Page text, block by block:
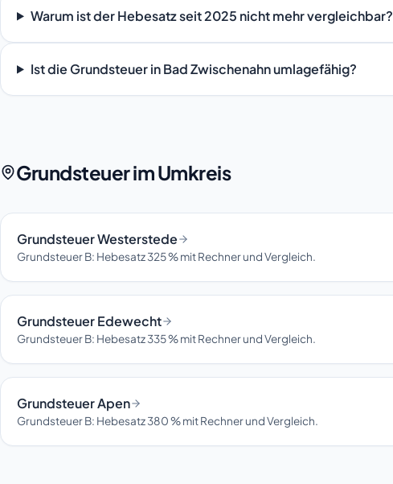
Warum ist der Hebesatz seit 2025 nicht mehr vergleichbar?
Ist die Grundsteuer in Bad Zwischenahn umlagefähig?
Grundsteuer im Umkreis
Grundsteuer Westerstede
Grundsteuer B: Hebesatz 325 % mit Rechner und Vergleich.
Grundsteuer Edewecht
Grundsteuer B: Hebesatz 335 % mit Rechner und Vergleich.
Grundsteuer Apen
Grundsteuer B: Hebesatz 380 % mit Rechner und Vergleich.